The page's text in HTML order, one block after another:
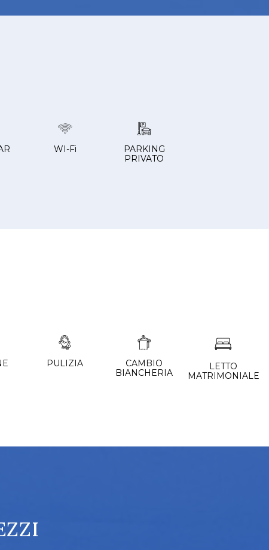
WI-Fi
PARKING
PRIVATO
PULIZIA
CAMBIO
BIANCHERIA
LETTO
MATRIMONIALE